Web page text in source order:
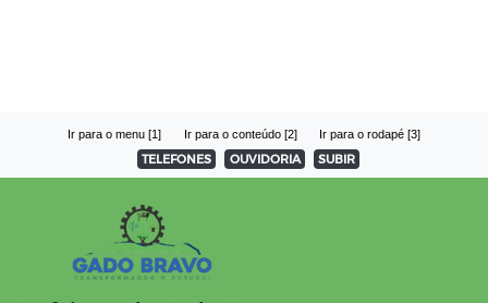
Ir para o menu [1] Ir para o conteúdo [2] Ir para o rodapé [3]
TELEFONES OUVIDORIA SUBIR